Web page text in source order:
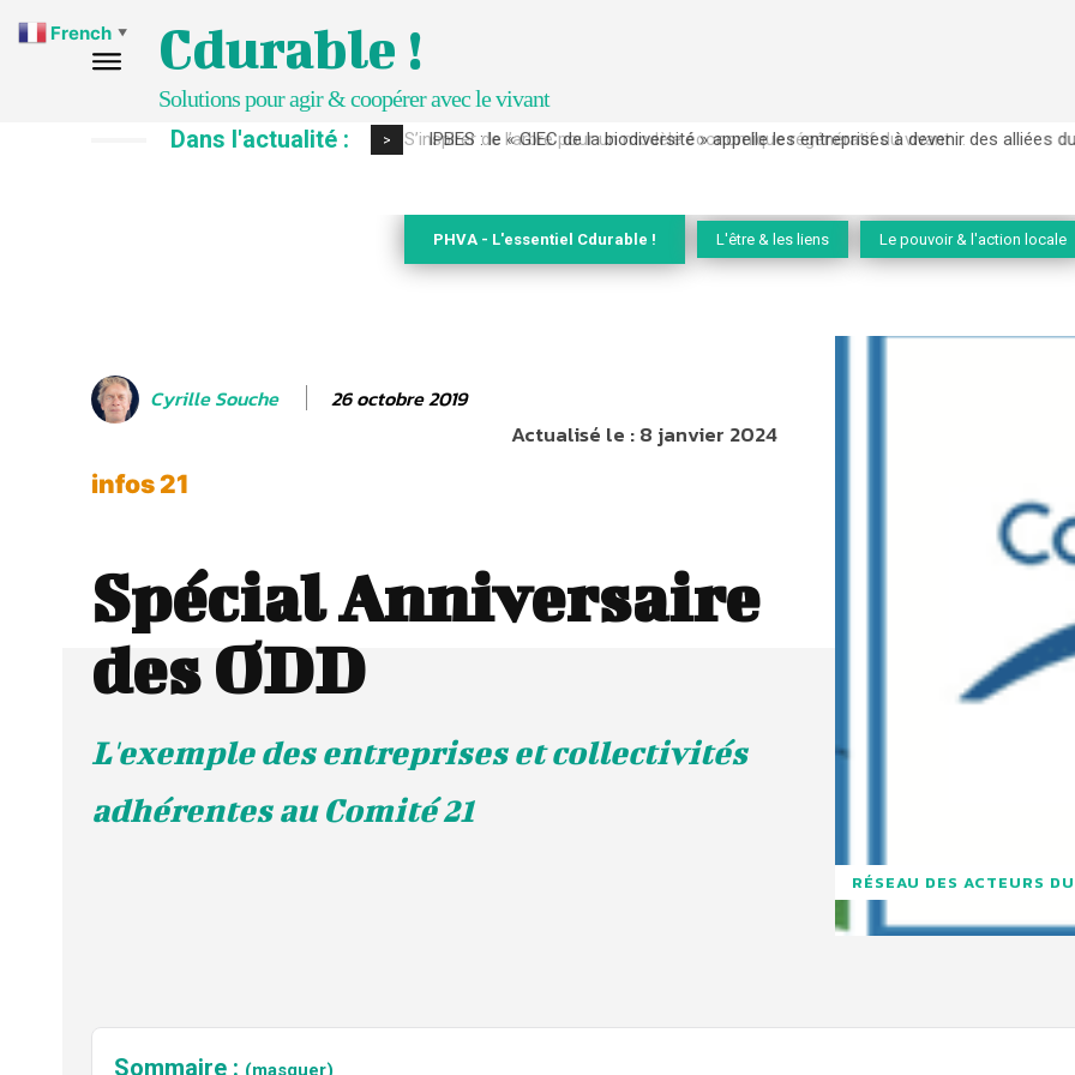
Cdurable !
Solutions pour agir & coopérer avec le vivant
Dans l'actualité : > IPBES : le « GIEC de la biodiversité » appelle les entreprises à devenir des alliées du
PHVA - L'essentiel Cdurable ! L'être & les liens Le pouvoir & l'action locale
Cyrille Souche 26 octobre 2019
Actualisé le :8 janvier 2024
infos 21
Spécial Anniversaire
des ODD
L'exemple des entreprises et collectivités
adhérentes au Comité 21
RÉSEAU DES ACTEURS
Sommaire : (masquer)
French ▼